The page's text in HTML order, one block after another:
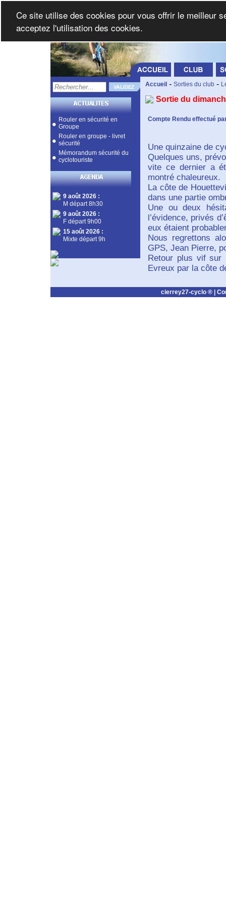
Rouler en sécurité en
Groupe
Rouler en groupe - livret
sécurité
Mémorandum sécurité du
cyclotouriste
9 août 2026 :
M départ 8h30
9 août 2026 :
F départ 9h00
15 août 2026 :
Mixte départ 9h
Accueil - Sorties du club -
Sortie du
Compte Rendu effectué
Une quinzaine de
Quelques uns,
vite ce dernier a
montré chaleureux.
La côte de
dans une partie
Une ou deux
l’évidence, privés
eux étaient
Nous regrettons
GPS, Jean Pierre,
Retour plus vif sur
Evreux par la côte
cierrey27-cyclo ® |
Ce site utilise des cookies pour vous offrir le meilleur
acceptez l'utilisation des cookies.